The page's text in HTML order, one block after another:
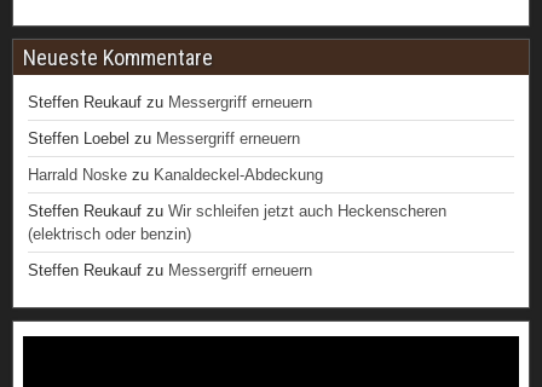
Neueste Kommentare
Steffen Reukauf zu Messergriff erneuern
Steffen Loebel zu Messergriff erneuern
Harrald Noske zu Kanaldeckel-Abdeckung
Steffen Reukauf zu Wir schleifen jetzt auch Heckenscheren
(elektrisch oder benzin)
Steffen Reukauf zu Messergriff erneuern